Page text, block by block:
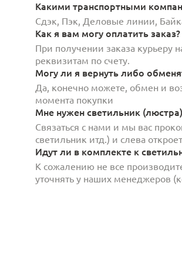
Какими транспортными
Сдэк, Пэк, Деловые линии,
Как я вам могу оплатить заказ?
При получении заказа курьеру
реквизитам по счету.
Могу ли я вернуть либо
Да, конечно можете, обмен и
момента покупки
Мне нужен светильник
Связаться с нами и мы вас
светильник итд.) и слева
Идут ли в комплекте к
К сожалению не все
уточнять у наших менеджеров